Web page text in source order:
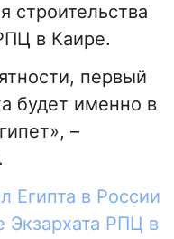
строительства
в Каире.
первый
будет именно в
–
Египта в России
Экзархата РПЦ в